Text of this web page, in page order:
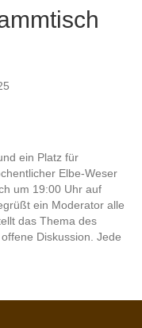
ein Platz für
Elbe-Weser
um 19:00 Uhr auf
ein Moderator alle
das Thema des
Diskussion. Jede